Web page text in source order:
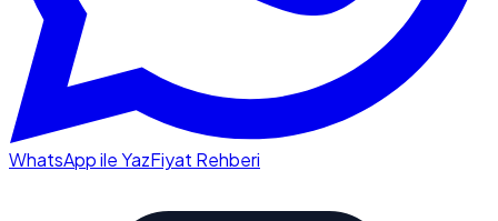
WhatsApp ile YazFiyat Rehberi